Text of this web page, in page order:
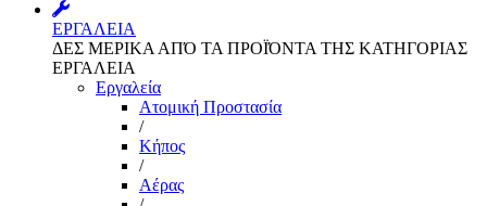
ΕΡΓΑΛΕΙΑ
ΔΕΣ ΜΕΡΙΚΑ ΑΠΌ ΤΑ ΠΡΟΪΌΝΤΑ ΤΗΣ ΚΑΤΗΓΟΡΙΑΣ
ΕΡΓΑΛΕΙΑ
Εργαλεία
Aτομική Προστασία
/
Kήπος
/
Αέρας